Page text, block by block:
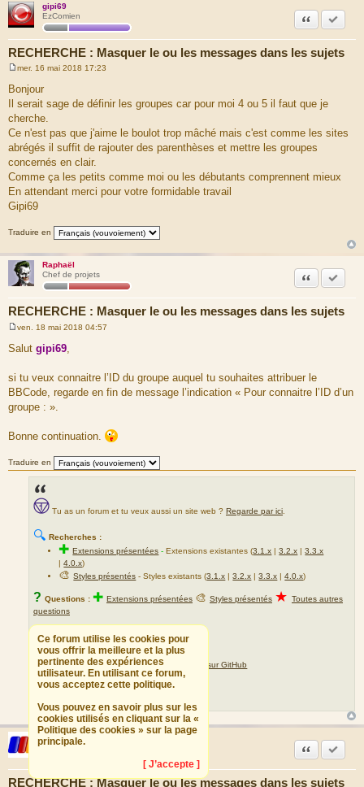
gipi69
EzComien
RECHERCHE : Masquer le ou les messages dans les sujets
Citation
s
s
g
e
mer. 16 mai 2018 17:23
Bonjour
Il serait sage de définir les groupes car pour moi 4 ou 5 il faut que je
cherche.
Ce n'est pas que j'aime le boulot trop mâché mais c'est comme les sites
abrégés il suffit de rajouter des parenthèses et mettre les groupes
concernés en clair.
Comme ça les petits comme moi ou les débutants comprennent mieux
En attendant merci pour votre formidable travail
Gipi69
Traduire en
Raphaël
Chef de projets
RECHERCHE : Masquer le ou les messages dans les sujets
Citation
e
s
a
g
e
ven. 18 mai 2018 04:57
Salut gipi69
si tu veux connaitre l’ID du groupe auquel tu souhaites attribuer le
BBCode, regarde en fin de message l’indication « Pour connaitre l’ID d’un
groupe : ».
Bonne continuation.
Traduire en
Tu as un forum et tu veux aussi un site web ? Regarde par ici
🔍 Recherches :
✚Extensions présentées -Extensions existantes (3.1.x |3.2.x |3.3.x
|4.0.x)
🎨Styles présentés - Styles existants (3.1.x |3.2.x |3.3.x |4.0.x)
? Questions : ✚ Extensions présentées 🎨 Styles présentés ★ Toutes autres
questions
📖 Documentations :
✚Installer une extension
✚Installer une extension téléchargée sur GitHub
✚Créer une extension
Beaware
EzComien
RECHERCHE : Masquer le ou les messages dans les sujets
Citation
Ce forum utilise les cookies pour
vous offrir la meilleure et la plus
pertinente des expériences
utilisateur. En utilisant ce forum,
vous acceptez cette politique.
Vous pouvez en savoir plus sur les
cookies utilisés en cliquant sur la «
Politique des cookies » sur la page
principale.
[ J’accepte ]